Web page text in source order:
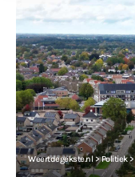
Weertdegekste.nl>Politiek>